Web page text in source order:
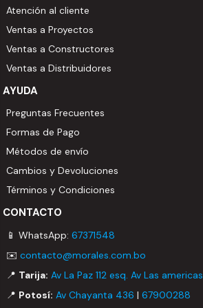
Peso: 0,3 Kg.
Atención al cliente
Ventas a Proyectos
Ventas a Constructores
Ventas a Distribuidores
AYUDA
Preguntas Frecuentes
Formas de Pago
Métodos de envío
Cambios y Devoluciones
Términos y Condiciones
CONTACTO
📱 WhatsApp:67371548
✉️contacto@morales.com.bo
📍 Tarija: Av La Paz 112 esq. Av Las americas
📍 Potosí: Av Chayanta 436 |67900288